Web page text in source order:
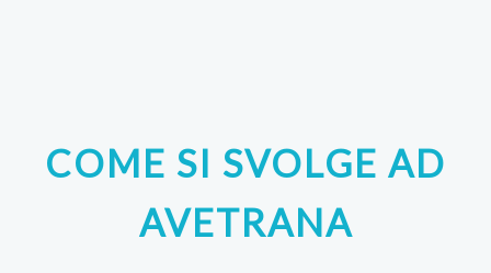
COME SI SVOLGE AD
AVETRANA